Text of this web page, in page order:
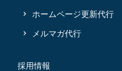
ホームページ更新代行
メルマガ代行
採用情報